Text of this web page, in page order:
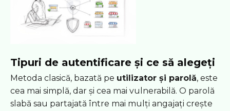
Tipuri de autentificare și ce să alegeți
Metoda clasică, bazată pe utilizator și parolă, este
cea mai simplă, dar și cea mai vulnerabilă. O parolă
slabă sau partajată între mai mulți angajați crește